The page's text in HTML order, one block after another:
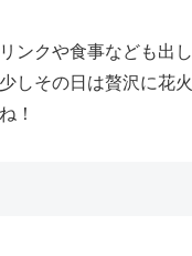
ンクや食事なども出
しその日は贅沢に花
！